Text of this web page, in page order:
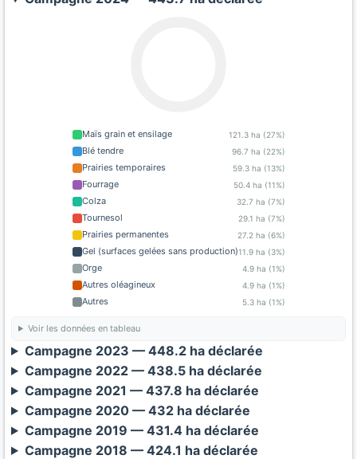
Maïs grain et ensilage 121.3 ha (27%)
Blé tendre 96.7 ha (22%)
Prairies temporaires 59.3 ha (13%)
Fourrage 50.4 ha (11%)
Colza 32.7 ha (7%)
Tournesol 29.1 ha (7%)
Prairies permanentes 27.2 ha (6%)
Gel (surfaces gelées sans production)11.9 ha (3%)
Orge 4.9 ha (1%)
Autres oléagineux 4.9 ha (1%)
Autres 5.3 ha (1%)
Voir les données en tableau
Campagne 2023 — 448.2 ha déclarée
Campagne 2022 — 438.5 ha déclarée
Campagne 2021 — 437.8 ha déclarée
Campagne 2020 — 432 ha déclarée
Campagne 2019 — 431.4 ha déclarée
Campagne 2018 — 424.1 ha déclarée